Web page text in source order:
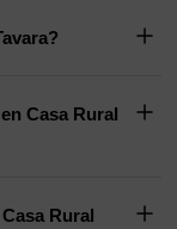
Casa Rural